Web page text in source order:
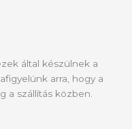
által készülnek a
arra, hogy a
a szállítás közben.